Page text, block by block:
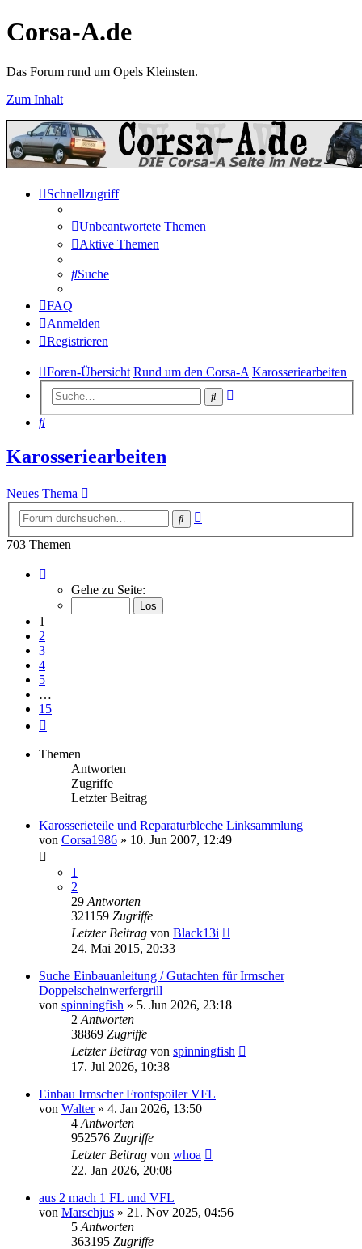
Corsa-A.de
Das Forum rund um Opels Kleinsten.
Zum Inhalt
Schnellzugriff
Unbeantwortete Themen
Aktive Themen
Suche
FAQ
Anmelden
Registrieren
Foren-Übersicht Rund um den Corsa-A Karosseriearbeiten
Suche
Suche
Karosseriearbeiten
Neues Thema
Suche
703 Themen
von
Gehe zu Seite:
1
2
3
4
5
…
15
Themen
Antworten
Zugriffe
Letzter Beitrag
Karosserieteile und Reparaturbleche Linksammlung
von Corsa1986 » 10. Jun 2007, 12:49
1
2
29 Antworten
321159 Zugriffe
Letzter Beitrag von Black13i
24. Mai 2015, 20:33
Suche Einbauanleitung / Gutachten für Irmscher
Doppelscheinwerfergrill
von spinningfish » 5. Jun 2026, 23:18
2 Antworten
38869 Zugriffe
Letzter Beitrag von spinningfish
17. Jul 2026, 10:38
Einbau Irmscher Frontspoiler VFL
von Walter» 4. Jan 2026, 13:50
4 Antworten
952576 Zugriffe
Letzter Beitrag von whoa
22. Jan 2026, 20:08
aus 2 mach 1 FL und VFL
von Marschjus » 21. Nov 2025, 04:56
5 Antworten
363195 Zugriffe